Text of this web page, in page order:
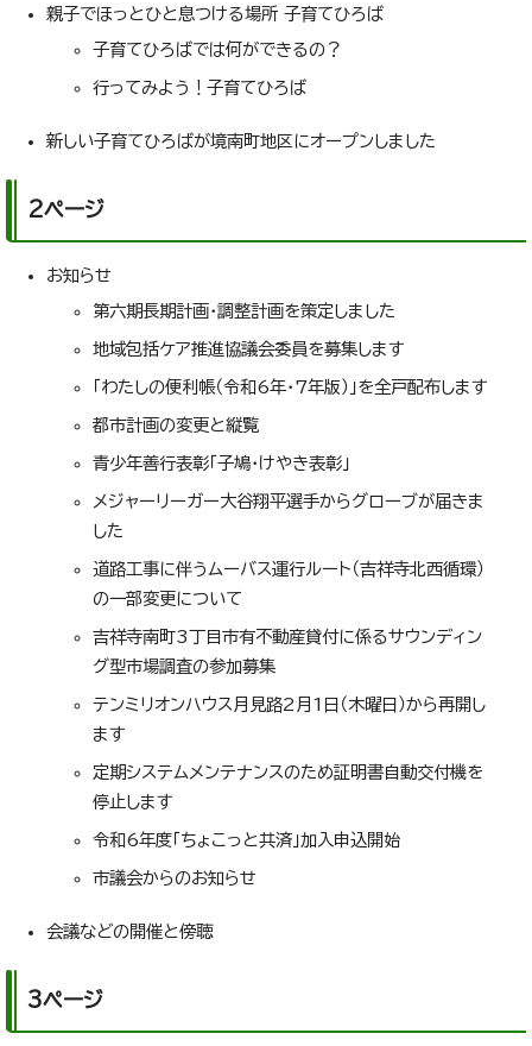
親子でほっとひと息つける場所 子育てひろば
子育てひろばでは何ができるの？
行ってみよう！子育てひろば
新しい子育てひろばが境南町地区にオープンしました
2ページ
お知らせ
第六期長期計画・調整計画を策定しました
地域包括ケア推進協議会委員を募集します
「わたしの便利帳（令和6年・7年版）」を全戸配布します
都市計画の変更と縦覧
青少年善行表彰「子鳩・けやき表彰」
メジャーリーガー大谷翔平選手からグローブが届きま
した
道路工事に伴うムーバス運行ルート（吉祥寺北西循環）
の一部変更について
吉祥寺南町3丁目市有不動産貸付に係るサウンディン
グ型市場調査の参加募集
テンミリオンハウス月見路2月1日（木曜日）から再開し
ます
定期システムメンテナンスのため証明書自動交付機を
停止します
令和6年度「ちょこっと共済」加入申込開始
市議会からのお知らせ
会議などの開催と傍聴
3ページ